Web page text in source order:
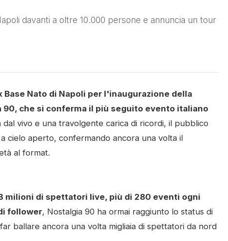
davanti a oltre 10.000 persone e annuncia un tour
Nato di Napoli per l'inaugurazione della
che si conferma il più seguito evento italiano
dal vivo e una travolgente carica di ricordi, il pubblico
cielo aperto, confermando ancora una volta il
al format.
milioni di spettatori live, più di 280 eventi ogni
follower, Nostalgia 90 ha ormai raggiunto lo status di
ballare ancora una volta migliaia di spettatori da nord